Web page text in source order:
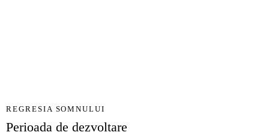
REGRESIA SOMNULUI
Perioada de dezvoltare